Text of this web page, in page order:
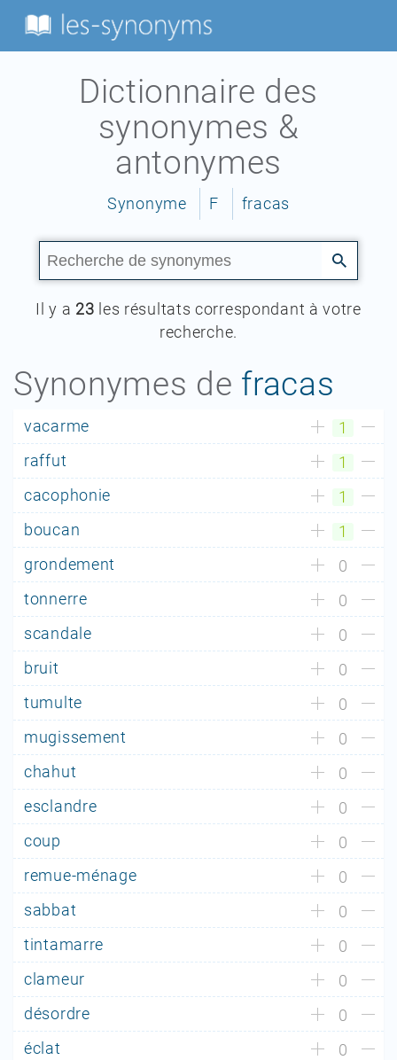
Dictionnaire des
synonymes &
antonymes
Synonyme F fracas
Il y a 23 les résultats correspondant à votre
recherche.
Synonymes de fracas
vacarme
1
raffut
1
cacophonie
1
boucan
1
grondement
0
tonnerre
0
scandale
0
bruit
0
tumulte
0
mugissement
0
chahut
0
esclandre
0
coup
0
remue-ménage
0
sabbat
0
tintamarre
0
clameur
0
désordre
0
éclat
0